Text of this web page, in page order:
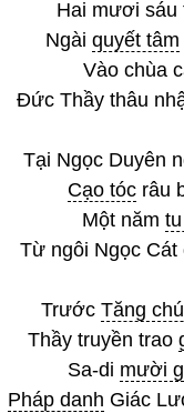
Hai mươi sáu
Ngài quyết tâm
Vào chùa
Đức Thầy thâu
Tại Ngọc Duyên
Cạo tóc râu
Một năm
Từ ngôi Ngọc
Trước Tăng
Thầy truyền trao
Sa-di mười
Pháp danh Giác